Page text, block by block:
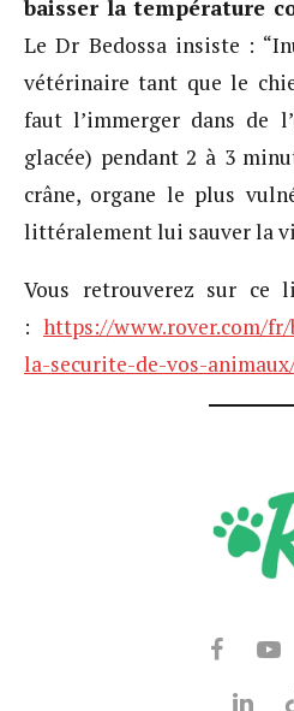
baisser la température
Le Dr Bedossa insiste :
vétérinaire tant que le
faut l’immerger dans de
glacée) pendant 2 à 3
crâne, organe le plus
littéralement lui sauver la
Vous retrouverez sur ce
: https://www.rover.com/
la-securite-de-vos-